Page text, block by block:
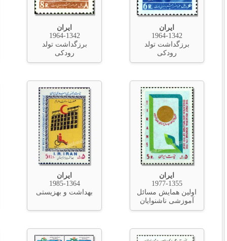
ایران
1964-1342
برزگداشت تولد
رودکی
ایران
1976-1354
پیشگیری از نابینایی
ایران
1985-1364
بهداشت و بهزیستی
ایران
1984-1363
تجلیل از جانبازان